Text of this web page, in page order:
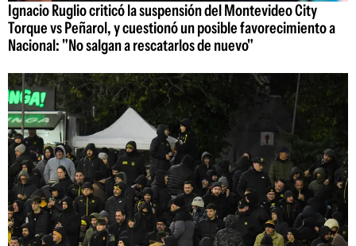
Ignacio Ruglio criticó la suspensión del Montevideo City
Torque vs Peñarol, y cuestionó un posible favorecimiento a
Nacional: "No salgan a rescatarlos de nuevo"